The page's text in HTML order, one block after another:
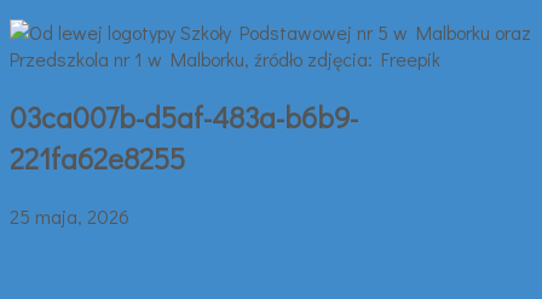
03ca007b-d5af-483a-b6b9-
221fa62e8255
25 maja, 2026